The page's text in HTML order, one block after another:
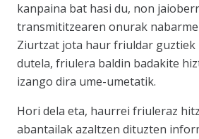
kanpaina bat hasi du, non
transmititzearen onurak
Ziurtzat jota haur friuldar guztiek
dutela, friulera baldin badakite
izango dira ume-umetatik.
Hori dela eta, haurrei friuleraz
abantailak azaltzen dituzten